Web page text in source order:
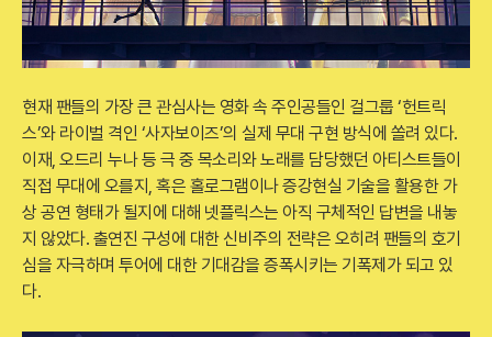
현재 팬들의 가장 큰 관심사는 영화 속 주인공들인 걸그룹 ‘헌트릭
스’와 라이벌 격인 ‘사자보이즈’의 실제 무대 구현 방식에 쏠려 있다.
이재, 오드리 누나 등 극 중 목소리와 노래를 담당했던 아티스트들이
직접 무대에 오를지, 혹은 홀로그램이나 증강현실 기술을 활용한 가
상 공연 형태가 될지에 대해 넷플릭스는 아직 구체적인 답변을 내놓
지 않았다. 출연진 구성에 대한 신비주의 전략은 오히려 팬들의 호기
심을 자극하며 투어에 대한 기대감을 증폭시키는 기폭제가 되고 있
다.